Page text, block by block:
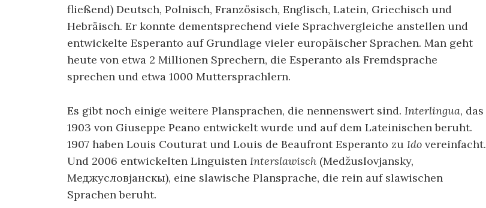
fließend) Deutsch, Polnisch, Französisch, Englisch, Latein, Griechisch und
Hebräisch. Er konnte dementsprechend viele Sprachvergleiche anstellen und
entwickelte Esperanto auf Grundlage vieler europäischer Sprachen. Man geht
heute von etwa 2 Millionen Sprechern, die Esperanto als Fremdsprache
sprechen und etwa 1000 Muttersprachlern.
Es gibt noch einige weitere Plansprachen, die nennenswert sind. Interlingua, das
1903 von Giuseppe Peano entwickelt wurde und auf dem Lateinischen beruht.
1907 haben Louis Couturat und Louis de Beaufront Esperanto zu Ido vereinfacht.
Und 2006 entwickelten Linguisten Interslawisch (Medžuslovjansky,
Меджусловјанскы), eine slawische Plansprache, die rein auf slawischen
Sprachen beruht.